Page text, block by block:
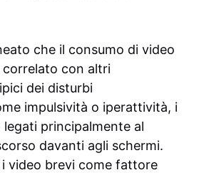
che il consumo di video
con altri
dei disturbi
impulsività o iperattività, i
legati principalmente al
davanti agli schermi.
video brevi come fattore